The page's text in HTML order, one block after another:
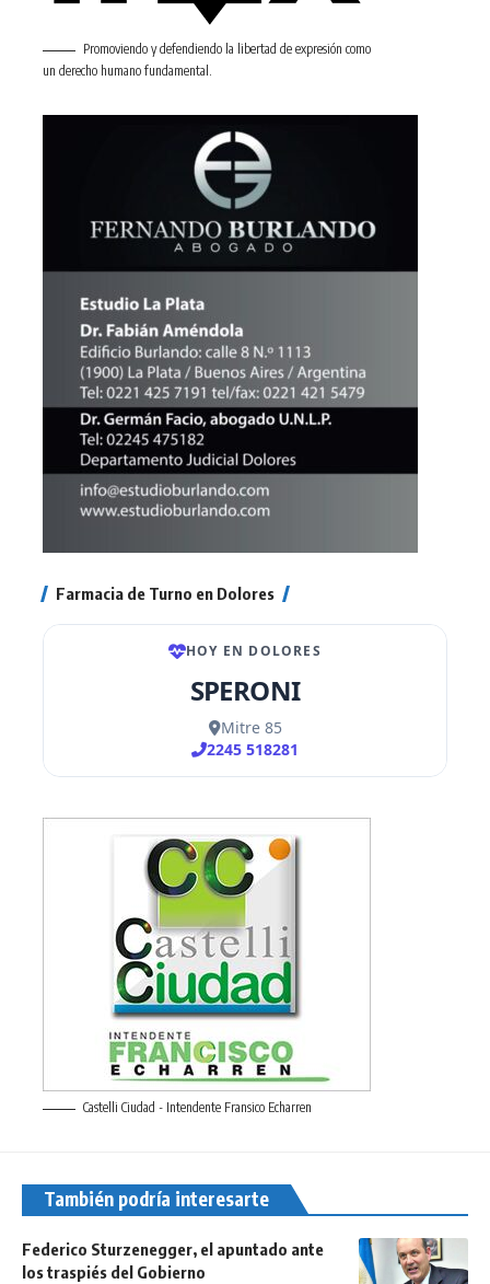
Promoviendo y defendiendo la libertad de expresión como
un derecho humano fundamental.
Farmacia de Turno en Dolores
Castelli Ciudad - Intendente Fransico Echarren
También podría interesarte
Federico Sturzenegger, el apuntado ante
los traspiés del Gobierno